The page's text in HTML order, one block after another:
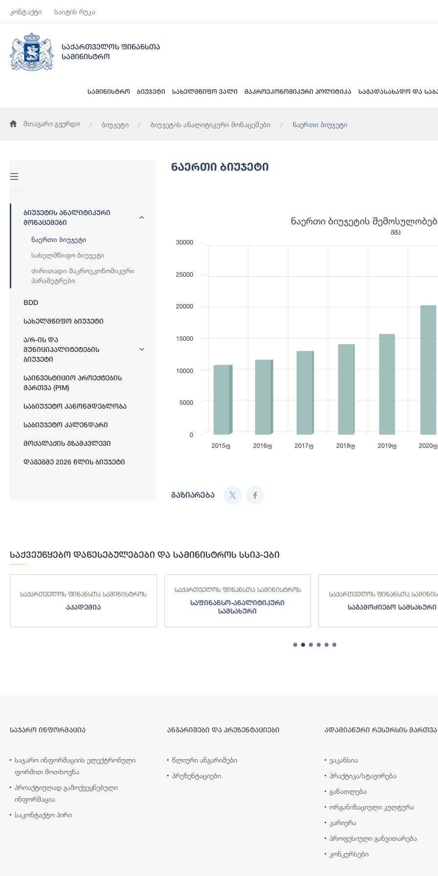
კონტაქტი საიტის რუკა
საქართველოს ფინანსთა
სამინისტრო
სამინისტრო ბიუჯეტი სახელმწიფო ვალი მაკროეკონომიკური პოლიტიკა საგადასახადო და
მთავარი გვერდი ბიუჯეტი ბიუჯეტის ანალიტიკური მონაცემები ნაერთი ბიუჯეტი
Ბიუჯეტის Ანალიტიკური
Მონაცემები
Ნაერთი Ბიუჯეტი
Სახელმწიფო Ბიუჯეტი
Ძირითადი Მაკროეკონომიკური
Პარამეტრები
BDD
Სახელმწიფო Ბიუჯეტი
Ა/რ-Ის Და
Მუნიციპალიტეტების
Ბიუჯეტი
Საინვესტიციო Პროექტების
Მართვა (PIM)
Საბიუჯეტო Კანონმდებლობა
Საბიუჯეტო Კალენდარი
Მოქალაქის Გზამკვლევი
Დაგეგმე 2026 Წლის Ბიუჯეტი
Ნაერთი Ბიუჯეტი
Ნაერთი Ბიუჯეტის Შემოსულობები (მლნ. Ლარი)
მშპ
ნაერთი ბიუჯეტის
მშპ
2015ფ 2016ფ 2017ფ 2018ფ 2019ფ 2020ფ
0
5000
10000
15000
20000
25000
30000
გაზიარება
საქვეუწყებო დაწესებულებები და სამინისტროს სსიპ-ები
საქართველოს ფინანსთა სამინისტროს
აკადემია
საქართველოს ფინანსთა სამინისტროს
საფინანსო-ანალიტიკური
სამსახური
საქართველოს ფინანსთა
საგამოძიებო სამსახური
საჯარო ინფორმაცია
საჯარო ინფორმაციის ელექტრონული
ფორმით მოთხოვნა
პროაქტიულად გამოქვეყნებული
ინფორმაცია
საკონტაქტო პირი
ანგარიშები და პრეზენტაციები
წლიური ანგარიშები
პრეზენტაციები
ადამიანური რესურსის მართვა
ვაკანსია
პრაქტიკა/სტაჟირება
განათლება
ორგანიზაციული კულტურა
კარიერა
პროფესიული განვითარება
კონკურსები